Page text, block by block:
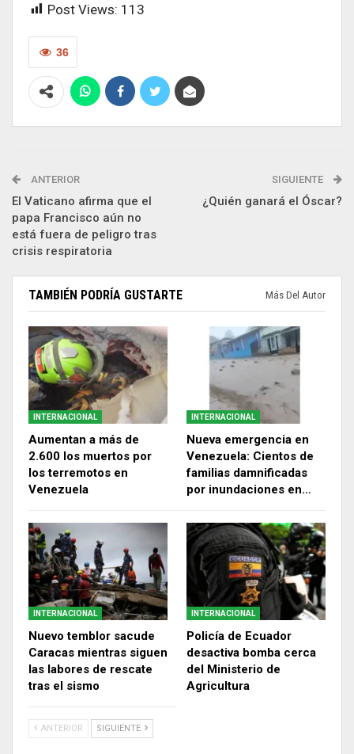
Post Views: 113
36
ANTERIOR
El Vaticano afirma que el
papa Francisco aún no
está fuera de peligro tras
crisis respiratoria
SIGUIENTE
¿Quién ganará el Óscar?
TAMBIÉN PODRÍA GUSTARTE Más Del Autor
INTERNACIONAL
Aumentan a más de
2.600 los muertos por
los terremotos en
Venezuela
INTERNACIONAL
Nueva emergencia en
Venezuela: Cientos de
familias damnificadas
por inundaciones en…
INTERNACIONAL
Nuevo temblor sacude
Caracas mientras siguen
las labores de rescate
tras el sismo
INTERNACIONAL
Policía de Ecuador
desactiva bomba cerca
del Ministerio de
Agricultura
ANTERIOR SIGUIENTE